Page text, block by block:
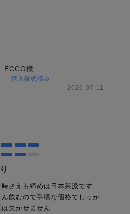
ECCO様
購入確認済み
2026-07-11
時さえも締めは日本茶派です
飲むので手頃な価格でしっか
欠かせません